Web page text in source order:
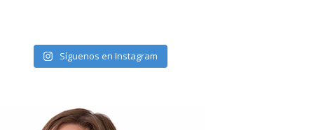
Síguenos en Instagram